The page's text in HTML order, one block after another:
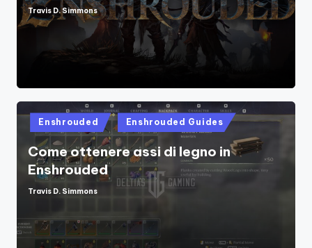
Posted
by
Travis D. Simmons
Posted
in
Enshrouded Enshrouded Guides
Come ottenere assi di legno in
Enshrouded
Posted
Travis D. Simmons